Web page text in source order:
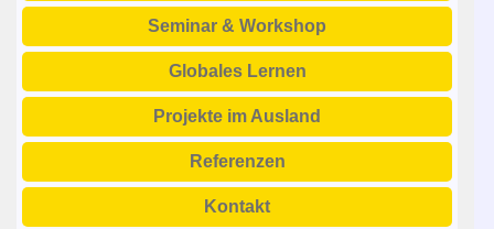
Seminar & Workshop
Globales Lernen
Projekte im Ausland
Referenzen
Kontakt